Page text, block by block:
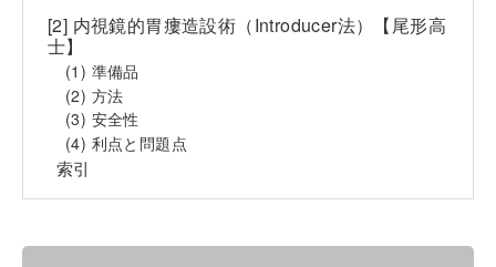
[2] 内視鏡的胃瘻造設術（Introducer法）【尾形高
士】
(1) 準備品
(2) 方法
(3) 安全性
(4) 利点と問題点
索引